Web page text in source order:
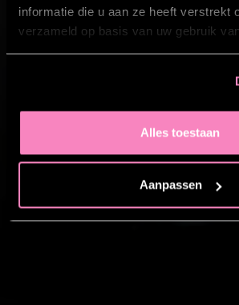
informatie die u aan ze heeft verstrekt
verzameld op basis van uw gebruik
Alles toestaan
Aanpassen